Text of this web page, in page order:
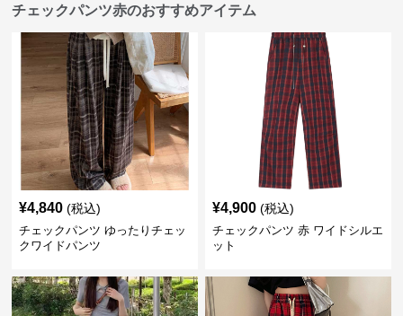
チェックパンツ赤のおすすめアイテム
¥4,840 (税込)
チェックパンツ ゆったりチェッ
クワイドパンツ
¥4,900 (税込)
チェックパンツ 赤 ワイドシルエ
ット